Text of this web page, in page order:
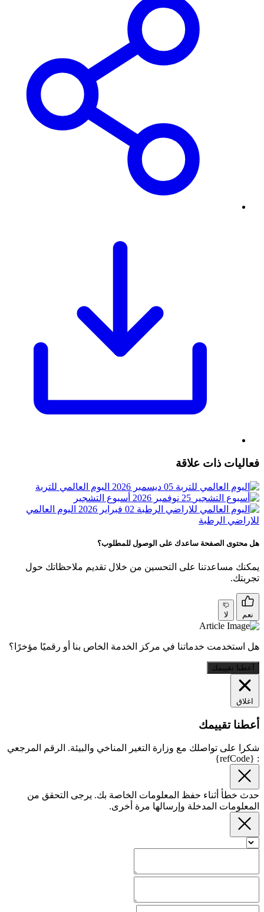
فعاليات ذات علاقة
05 ديسمبر 2026
اليوم العالمي للتربة
25 نوفمبر 2026
أسبوع التشجير
02 فبراير 2026
اليوم العالمي
للاراضي الرطبة
هل محتوى الصفحة ساعدك على الوصول للمطلوب؟
يمكنك مساعدتنا على التحسين من خلال تقديم ملاحظاتك حول
تجربتك.
نعم لا
هل استخدمت خدماتنا في مركز الخدمة الخاص بنا أو رقميًا مؤخرًا؟
أعطنا تقييمك
اغلاق
أعطنا تقييمك
شكرا على تواصلك مع وزارة التغير المناخي والبيئة. الرقم المرجعي
: {refCode}
حدث خطأ أثناء حفظ المعلومات الخاصة بك. يرجى التحقق من
المعلومات المدخلة وإرسالها مرة أخرى.